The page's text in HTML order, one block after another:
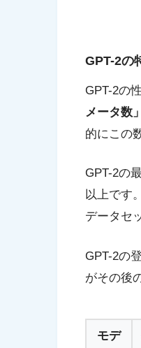
GPT-2の
GPT-2の
メータ数」
的にこの
GPT-2の
以上です
データセ
GPT-2の
がその後
モデ